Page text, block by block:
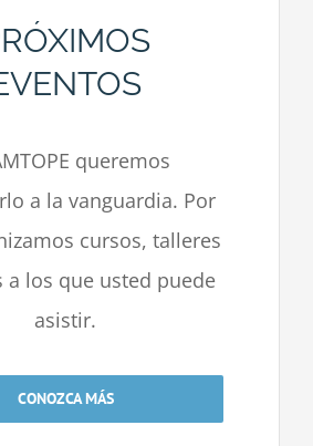
queremos
a la vanguardia. Por
cursos, talleres
a los que usted puede
asistir.
CONOZCA MÁS